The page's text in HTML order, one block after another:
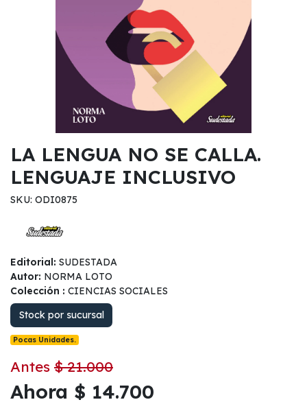
LA LENGUA NO SE CALLA.
LENGUAJE INCLUSIVO
SKU: ODI0875
Editorial: SUDESTADA
Autor: NORMA LOTO
Colección : CIENCIAS SOCIALES
Stock por sucursal
Pocas Unidades.
Antes $ 21.000
Ahora $ 14.700